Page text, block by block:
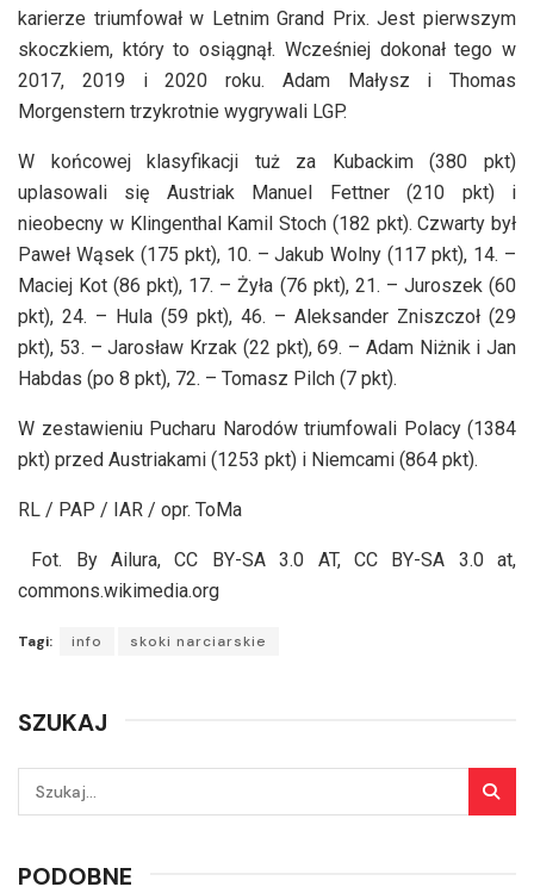
karierze triumfował w Letnim Grand Prix. Jest pierwszym
skoczkiem, który to osiągnął. Wcześniej dokonał tego w
2017, 2019 i 2020 roku. Adam Małysz i Thomas
Morgenstern trzykrotnie wygrywali LGP.
W końcowej klasyfikacji tuż za Kubackim (380 pkt)
uplasowali się Austriak Manuel Fettner (210 pkt) i
nieobecny w Klingenthal Kamil Stoch (182 pkt). Czwarty był
Paweł Wąsek (175 pkt), 10. – Jakub Wolny (117 pkt), 14. –
Maciej Kot (86 pkt), 17. – Żyła (76 pkt), 21. – Juroszek (60
pkt), 24. – Hula (59 pkt), 46. – Aleksander Zniszczoł (29
pkt), 53. – Jarosław Krzak (22 pkt), 69. – Adam Niżnik i Jan
Habdas (po 8 pkt), 72. – Tomasz Pilch (7 pkt).
W zestawieniu Pucharu Narodów triumfowali Polacy (1384
pkt) przed Austriakami (1253 pkt) i Niemcami (864 pkt).
RL / PAP / IAR / opr. ToMa
Fot. By Ailura, CC BY-SA 3.0 AT, CC BY-SA 3.0 at,
commons.wikimedia.org
Tagi: info skoki narciarskie
SZUKAJ
PODOBNE